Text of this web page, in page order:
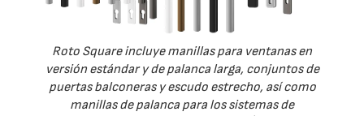
Roto Square incluye manillas para ventanas en
versión estándar y de palanca larga, conjuntos de
puertas balconeras y escudo estrecho, así como
manillas de palanca para los sistemas de